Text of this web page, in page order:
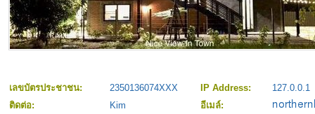
เลขบัตรประชาชน: 2350136074XXX IP Address:
127.0.0.1
ติดต่อ:
Kim
อีเมล์: